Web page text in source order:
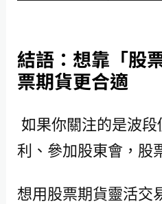
結語：想靠「股
票期貨更合適
如果你關注的是波
利、參加股東會，股
想用股票期貨靈活交